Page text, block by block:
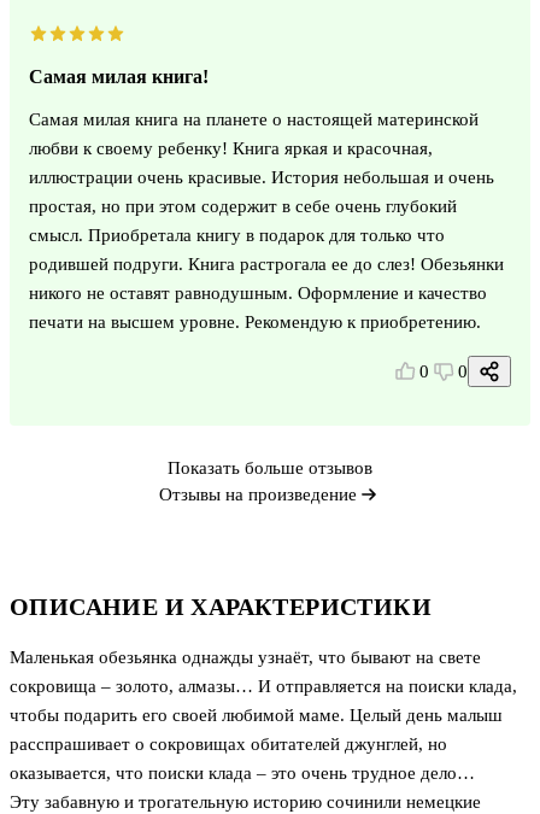
ОПИСАНИЕ И ХАРАКТЕРИСТИКИ
Маленькая обезьянка однажды узнаёт, что бывают на свете
сокровища – золото, алмазы… И отправляется на поиски клада,
чтобы подарить его своей любимой маме. Целый день малыш
расспрашивает о сокровищах обитателей джунглей, но
оказывается, что поиски клада – это очень трудное дело…
Эту забавную и трогательную историю сочинили немецкие
Самая милая книга!
Самая милая книга на планете о настоящей материнской
любви к своему ребенку! Книга яркая и красочная,
иллюстрации очень красивые. История небольшая и очень
простая, но при этом содержит в себе очень глубокий
смысл. Приобретала книгу в подарок для только что
родившей подруги. Книга растрогала ее до слез! Обезьянки
никого не оставят равнодушным. Оформление и качество
печати на высшем уровне. Рекомендую к приобретению.
0 0
Показать больше отзывов
Отзывы на произведение